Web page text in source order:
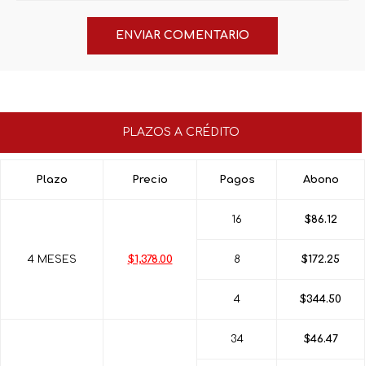
PLAZOS A CRÉDITO
Plazo Precio Pagos Abono
4 MESES $1,378.00
16 $86.12
8 $172.25
4 $344.50
34 $46.47